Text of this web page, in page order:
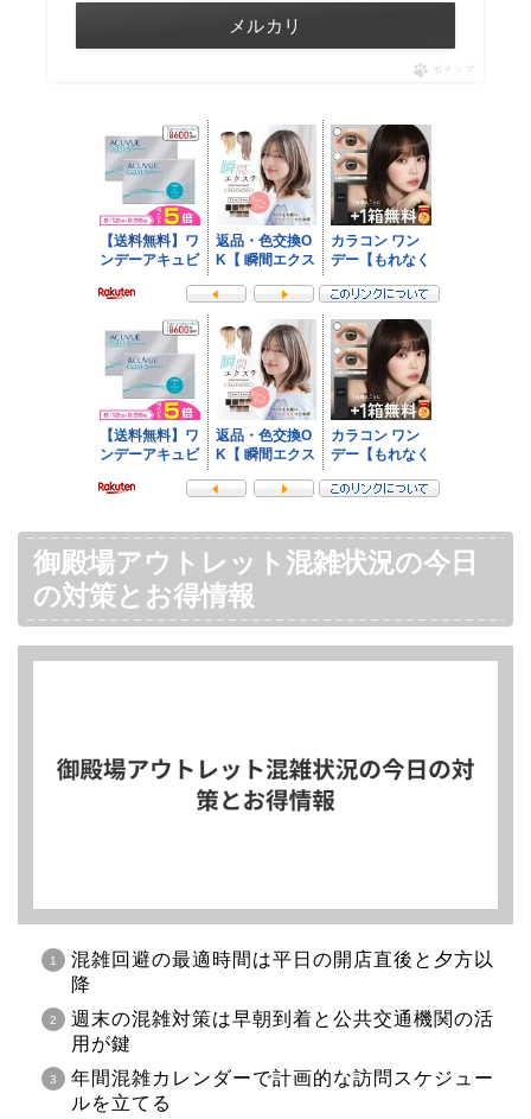
メルカリ
ポチップ
御殿場アウトレット混雑状況の今日
の対策とお得情報
混雑回避の最適時間は平日の開店直後と夕方以
降
週末の混雑対策は早朝到着と公共交通機関の活
用が鍵
年間混雑カレンダーで計画的な訪問スケジュー
ルを立てる